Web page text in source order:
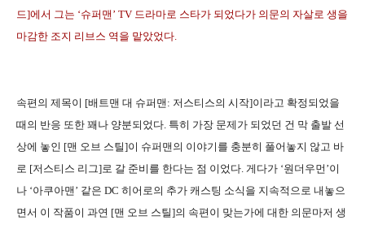
드]에서 그는 ‘슈퍼맨’ TV 드라마로 스타가 되었다가 의문의 자살로 생을
마감한 조지 리브스 역을 맡았었다.
속편의 제목이 [배트맨 대 슈퍼맨: 저스티스의 시작]이라고 확정되었을
때의 반응 또한 꽤나 양분되었다. 특히 가장 문제가 되었던 건 막 출발 선
상에 놓인 [맨 오브 스틸]이 슈퍼맨의 이야기를 충분히 풀어놓지 않고 바
로 [저스티스 리그]로 갈 준비를 한다는 점 이었다. 게다가 ‘원더우먼’이
나 ‘아쿠아맨’ 같은 DC 히어로의 추가 캐스팅 소식을 지속적으로 내놓으
면서 이 작품이 과연 [맨 오브 스틸]의 속편이 맞는가에 대한 의문마저 생